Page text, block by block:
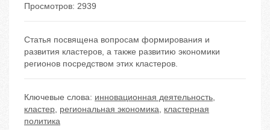
Просмотров: 2939
Статья посвящена вопросам формирования и
развития кластеров, а также развитию экономики
регионов посредством этих кластеров.
Ключевые слова: инновационная деятельность,
кластер, региональная экономика, кластерная
политика